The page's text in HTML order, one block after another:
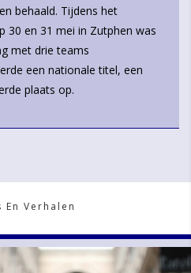
behaald. Tijdens het
30 en 31 mei in Zutphen was
met drie teams
een nationale titel, een
plaats op.
En Verhalen